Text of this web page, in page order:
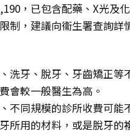
，已包含配藥、X光及
制，建議向衞生署查詢詳
洗牙、脫牙、牙齒矯正等
會較一般醫生為高。
不同規模的診所收費可能
所用的材料，或是脫牙的